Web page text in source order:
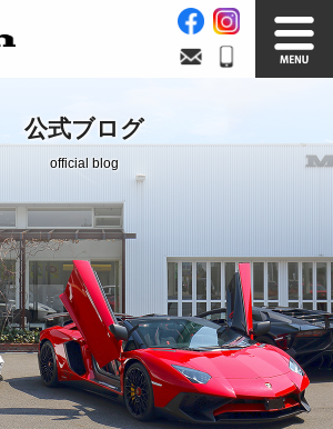
買取無料査定
サービス案内
Company info.
会社案内
公式ブログ
official blog